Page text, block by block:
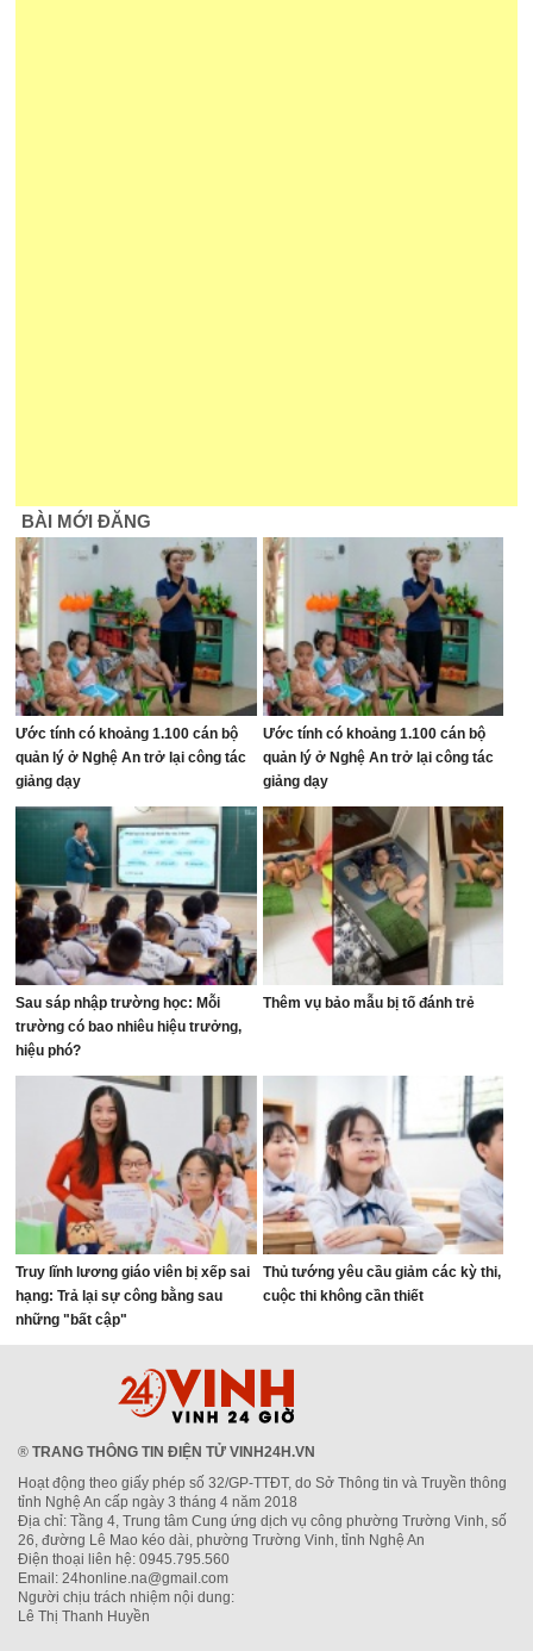
BÀI MỚI ĐĂNG
Ước tính có khoảng 1.100 cán bộ
quản lý ở Nghệ An trở lại công tác
giảng dạy
Ước tính có khoảng 1.100 cán bộ
quản lý ở Nghệ An trở lại công tác
giảng dạy
Sau sáp nhập trường học: Mỗi
trường có bao nhiêu hiệu trưởng,
hiệu phó?
Thêm vụ bảo mẫu bị tố đánh trẻ
Truy lĩnh lương giáo viên bị xếp sai
hạng: Trả lại sự công bằng sau
những "bất cập"
Thủ tướng yêu cầu giảm các kỳ thi,
cuộc thi không cần thiết
® TRANG THÔNG TIN ĐIỆN TỬ VINH24H.VN
Hoạt động theo giấy phép số 32/GP-TTĐT, do Sở Thông tin và Truyền thông
tỉnh Nghệ An cấp ngày 3 tháng 4 năm 2018
Địa chỉ: Tầng 4, Trung tâm Cung ứng dịch vụ công phường Trường Vinh, số
26, đường Lê Mao kéo dài, phường Trường Vinh, tỉnh Nghệ An
Điện thoại liên hệ: 0945.795.560
Email: 24honline.na@gmail.com
Người chịu trách nhiệm nội dung:
Lê Thị Thanh Huyền